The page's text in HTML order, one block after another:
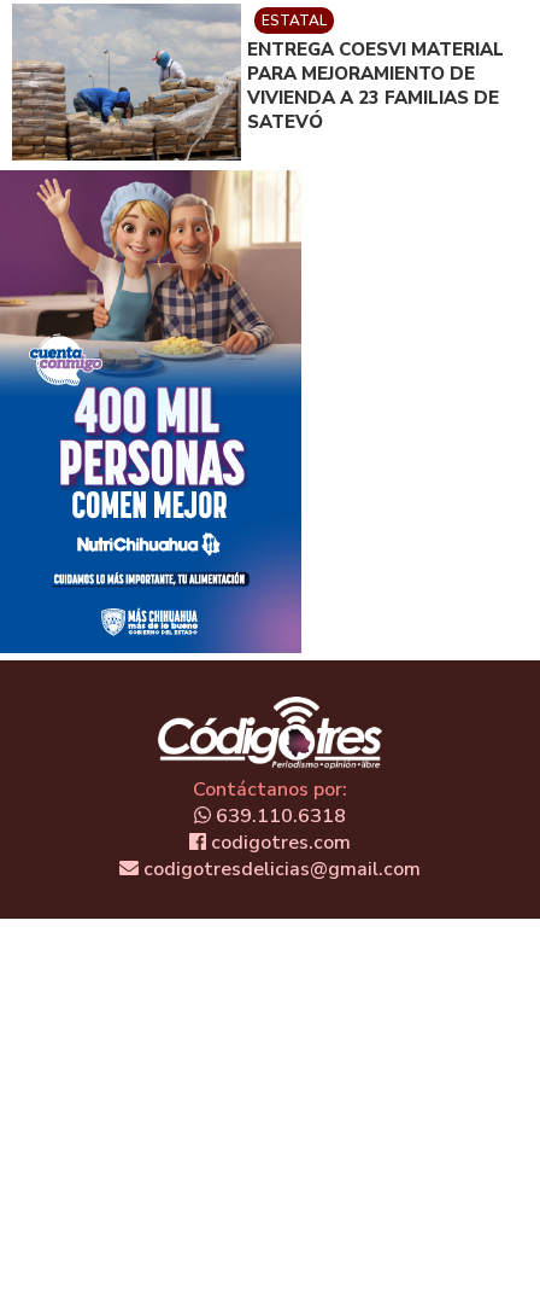
ESTATAL
ENTREGA COESVI MATERIAL
PARA MEJORAMIENTO DE
VIVIENDA A 23 FAMILIAS DE
SATEVÓ
Contáctanos por:
639.110.6318
codigotres.com
codigotresdelicias@gmail.com